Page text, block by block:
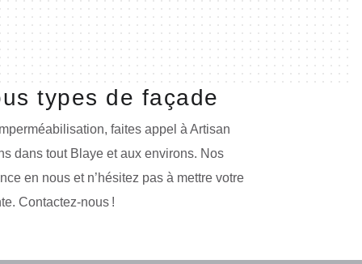
types de façade
faites appel à Artisan
dans tout Blaye et aux environs. Nos
en nous et n’hésitez pas à mettre votre
Contactez-nous !